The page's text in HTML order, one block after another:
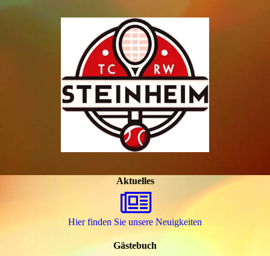
Aktuelles
Hier finden Sie unsere Neuigkeiten
Gästebuch